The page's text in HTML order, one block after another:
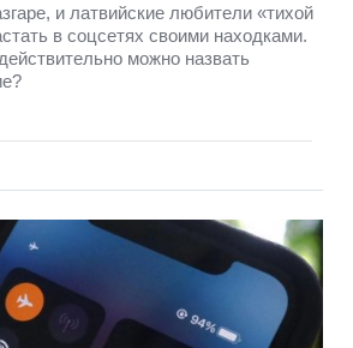
и латвийские любители «тихой
в соцсетях своими находками.
можно назвать